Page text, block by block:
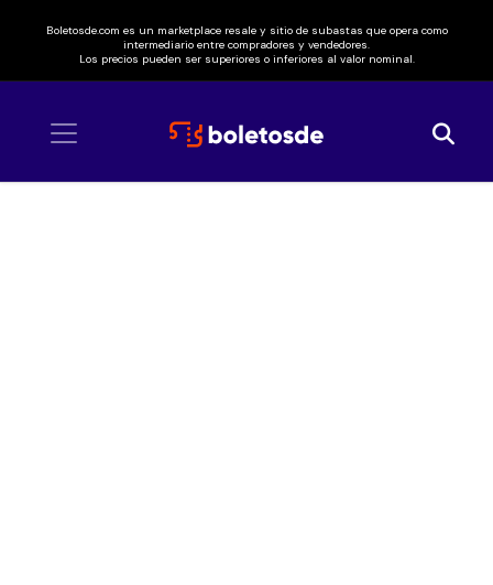
Boletosde.com es un marketplace resale y sitio de subastas que opera como
intermediario entre compradores y vendedores.
Los precios pueden ser superiores o inferiores al valor nominal.